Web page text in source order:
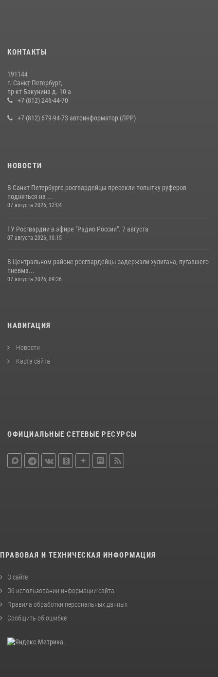
КОНТАКТЫ
191144
г. Санкт Петербург,
пр-кт Бакунина д. 10 а
+7 (812) 246-44-70
+7 (812) 679-94-73 автоинформатор (ЛРР)
НОВОСТИ
В Санкт-Петербурге росгвардейцы пресекли попытку руферов
подняться на ...
07 августа 2026, 12:04
ГУ Росгвардии в эфире "Радио России". 7 августа
07 августа 2026, 10:15
В Центральном районе росгвардейцы задержали хулигана, пугавшего
пневма...
07 августа 2026, 09:36
НАВИГАЦИЯ
Новости
Карта сайта
ОФИЦИАЛЬНЫЕ СЕТЕВЫЕ РЕСУРСЫ
ПРАВОВАЯ И ТЕХНИЧЕСКАЯ ИНФОРМАЦИЯ
О сайте
Об использовании информации сайта
Правила обработки персональных данных
Сообщить об ошибке